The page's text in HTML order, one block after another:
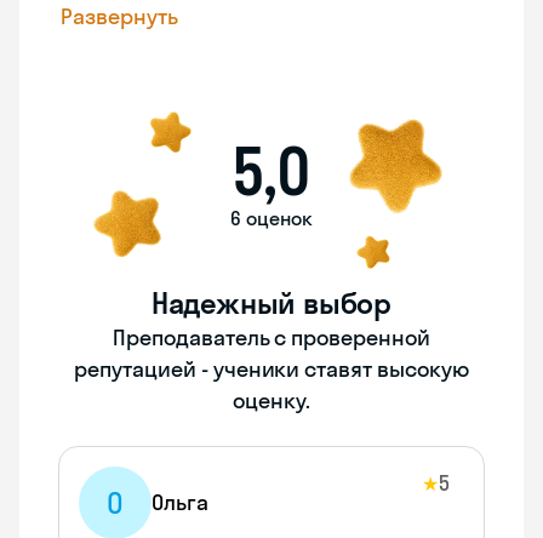
Развернуть
5,0
6 оценок
Надежный выбор
Преподаватель с проверенной
репутацией - ученики ставят высокую
оценку.
О Ольга
★5